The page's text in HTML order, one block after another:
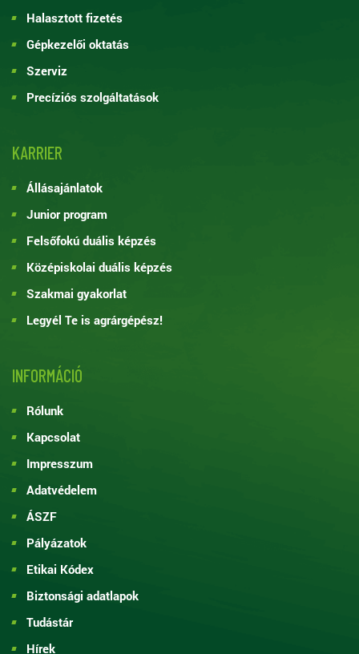
Halasztott fizetés
Gépkezelői oktatás
Szerviz
Precíziós szolgáltatások
KARRIER
Állásajánlatok
Junior program
Felsőfokú duális képzés
Középiskolai duális képzés
Szakmai gyakorlat
Legyél Te is agrárgépész!
INFORMÁCIÓ
Rólunk
Kapcsolat
Impresszum
Adatvédelem
ÁSZF
Pályázatok
Etikai Kódex
Biztonsági adatlapok
Tudástár
Hírek